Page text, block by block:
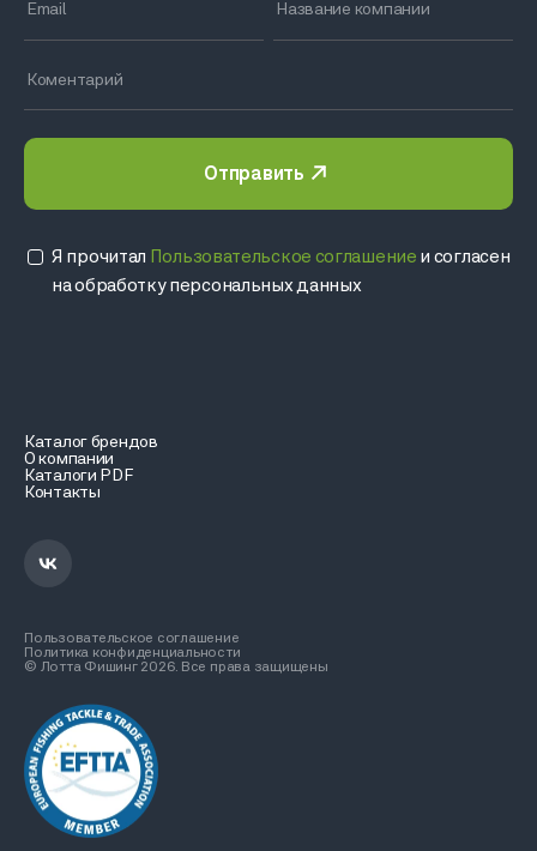
Каталог брендов
О компании
Каталоги PDF
Контакты
Пользовательское соглашение
Политика конфиденциальности
© Лотта Фишинг 2026. Все права защищены
Отправить
Я прочитал Пользовательское соглашение и согласен
на обработку персональных данных